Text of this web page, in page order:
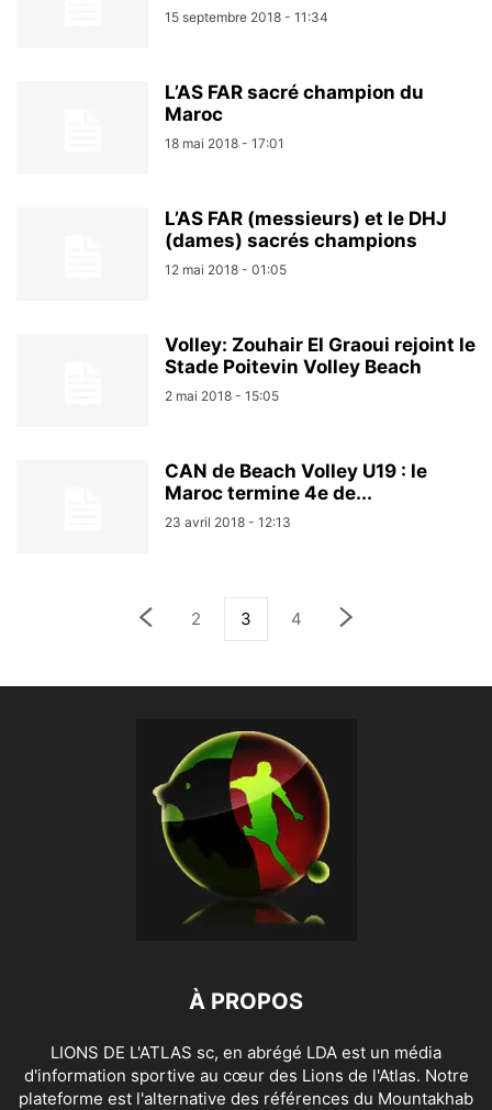
15 septembre 2018 - 11:34
L’AS FAR sacré champion du
Maroc
18 mai 2018 - 17:01
L’AS FAR (messieurs) et le DHJ
(dames) sacrés champions
12 mai 2018 - 01:05
Volley: Zouhair El Graoui rejoint le
Stade Poitevin Volley Beach
2 mai 2018 - 15:05
CAN de Beach Volley U19 : le
Maroc termine 4e de...
23 avril 2018 - 12:13
2 3 4
À PROPOS
LIONS DE L'ATLAS sc, en abrégé LDA est un média
d'information sportive au cœur des Lions de l'Atlas. Notre
plateforme est l'alternative des références du Mountakhab